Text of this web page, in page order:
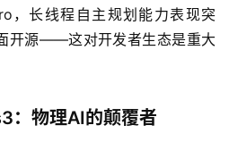
，长线程自主规划能力表现突
开源——这对开发者生态是重大
：物理AI的颠覆者